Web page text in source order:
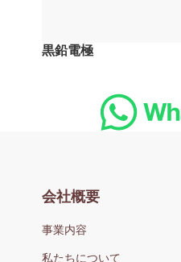
黒鉛電極
会社概要
事業内容
私たちについて